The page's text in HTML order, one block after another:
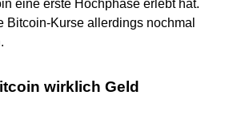
eine erste Hochphase erlebt hat.
Bitcoin-Kurse allerdings nochmal
wirklich Geld